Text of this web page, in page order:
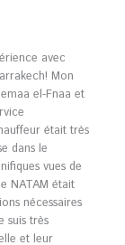
avec
Mon
el-Fnaa et
était très
dans le
vues de
NATAM était
nécessaires
suis très
et leur